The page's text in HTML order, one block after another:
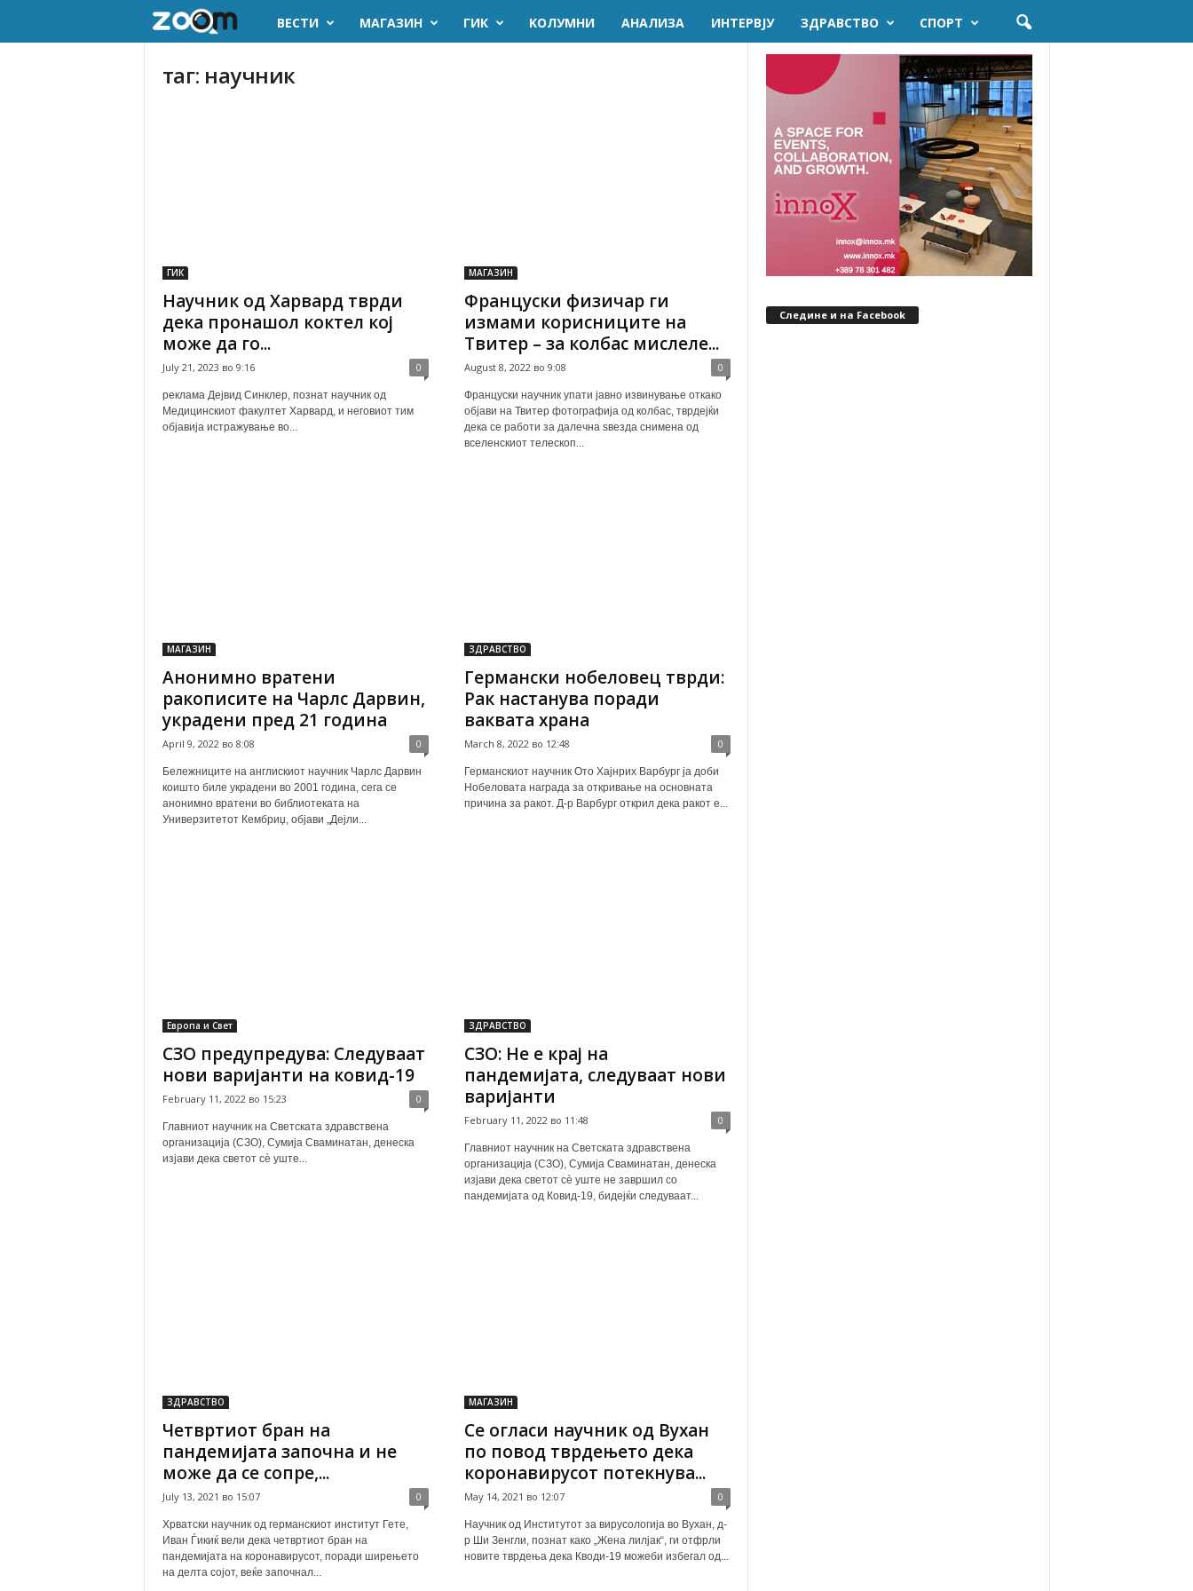
ВЕСТИ МАГАЗИН ГИК KОЛУМНИ AНАЛИЗА ИНТЕРВЈУ ЗДРАВСТВО СПОРТ
таг: научник
ГИК
Научник од Харвард тврди
дека пронашол коктел кој
може да го...
July 21, 2023 во 9:16 0
реклама Дејвид Синклер, познат научник од
Медицинскиот факултет Харвард, и неговиот тим
објавија истражување во...
МАГАЗИН
Француски физичар ги
измами корисниците на
Твитер – за колбас мислеле...
August 8, 2022 во 9:08 0
Француски научник упати јавно извинување откако
објави на Твитер фотографија од колбас, тврдејќи
дека се работи за далечна ѕвезда снимена од
вселенскиот телескоп...
МАГАЗИН
Анонимно вратени
ракописите на Чарлс Дарвин,
украдени пред 21 година
April 9, 2022 во 8:08 0
Бележниците на англискиот научник Чарлс Дарвин
коишто биле украдени во 2001 година, сега се
анонимно вратени во библиотеката на
Универзитетот Кембриџ, објави „Дејли...
ЗДРАВСТВО
Германски нобеловец тврди:
Рак настанува поради
ваквата храна
March 8, 2022 во 12:48 0
Германскиот научник Ото Хајнрих Варбург ја доби
Нобеловата награда за откривање на основната
причина за ракот. Д-р Варбург открил дека ракот е...
Европа и Свет
СЗО предупредува: Следуваат
нови варијанти на ковид-19
February 11, 2022 во 15:23 0
Главниот научник на Светската здравствена
организација (СЗО), Сумија Сваминатан, денеска
изјави дека светот сè уште...
ЗДРАВСТВО
СЗО: Не е крај на
пандемијата, следуваат нови
варијанти
February 11, 2022 во 11:48 0
Главниот научник на Светската здравствена
организација (СЗО), Сумија Сваминатан, денеска
изјави дека светот сè уште не завршил со
пандемијата од Ковид-19, бидејќи следуваат...
ЗДРАВСТВО
Четвртиот бран на
пандемијата започна и не
може да се сопре,...
July 13, 2021 во 15:07 0
Хрватски научник од германскиот институт Гете,
Иван Ѓикиќ вели дека четвртиот бран на
пандемијата на коронавирусот, поради ширењето
на делта сојот, веќе започнал...
МАГАЗИН
Се огласи научник од Вухан
по повод тврдењето дека
коронавирусот потекнува...
May 14, 2021 во 12:07 0
Научник од Институтот за вирусологија во Вухан, д-
р Ши Зенгли, познат како „Жена лилјак“, ги отфрли
новите тврдења дека Кводи-19 можеби избегал од...
Следине и на Facebook